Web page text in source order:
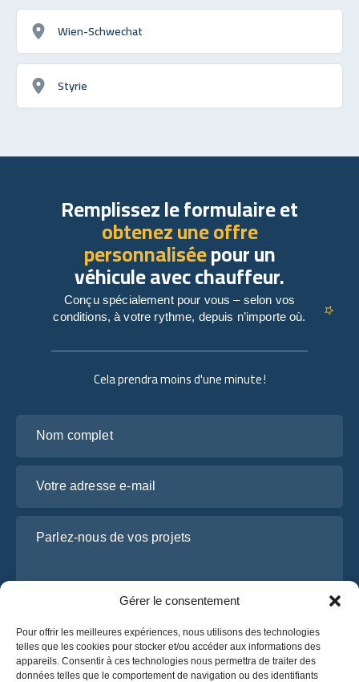
Gérer le consentement
Pour offrir les meilleures expériences, nous utilisons des technologies
telles que les cookies pour stocker et/ou accéder aux informations des
appareils. Consentir à ces technologies nous permettra de traiter des
données telles que le comportement de navigation ou des identifiants
Wien-Schwechat
Styrie
Cela prendra moins d'une minute !
Remplissez le formulaire et
obtenez une offre
personnaliséepour un
véhicule avec chauffeur.
Conçu spécialement pour vous – selon vos
conditions, à votre rythme, depuis n’importe où.